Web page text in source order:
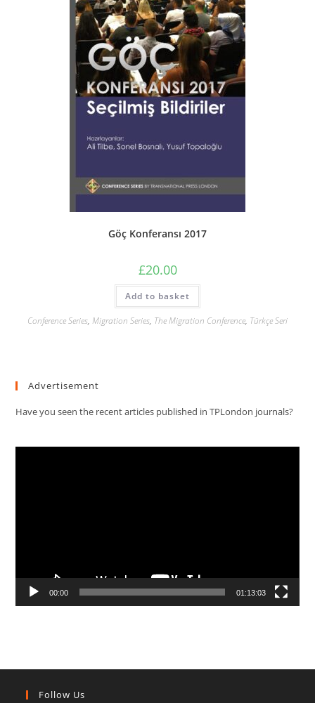
Göç Konferansı 2017
£20.00
Add to basket
Conference Series, Migration Series, The Migration Conference, Türkçe Seri
Advertisement
Have you seen the recent articles published in TPLondon journals?
00:00 01:13:03
Follow Us